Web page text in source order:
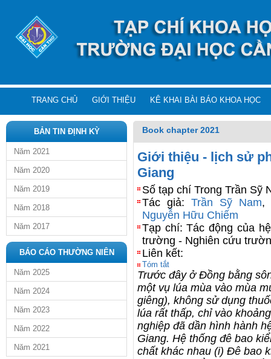
TRANG CHỦ GIỚI THIỆU KÊ KHAI BÀI BÁO KHOA HỌC
BẢN TIN ĐỊNH KỲ
Năm 2021
Năm 2020
Năm 2019
Năm 2018
Năm 2017
BÁO CÁO THƯỜNG NIÊN
Năm 2025
Năm 2024
Năm 2023
Năm 2022
Năm 2021
Book chapter 2021
Giới thiệu - lịch sử
Giang
Số tạp chí Trong Trần Sỹ
Tác giả:Trần Sỹ Nam
Nguyễn Hữu Chiếm
Tạp chí: Tác động của
trường - Nghiên cứu
Liên kết:
Tóm tắt
Trước đây ở Đồng bằng
một vụ lúa mùa vào mùa
giêng), không sử dụng
lúa rất thấp, chỉ vào
nghiệp đã dần hình hành
Giang. Hệ thống đê bao
chất khác nhau (i) Đê bao